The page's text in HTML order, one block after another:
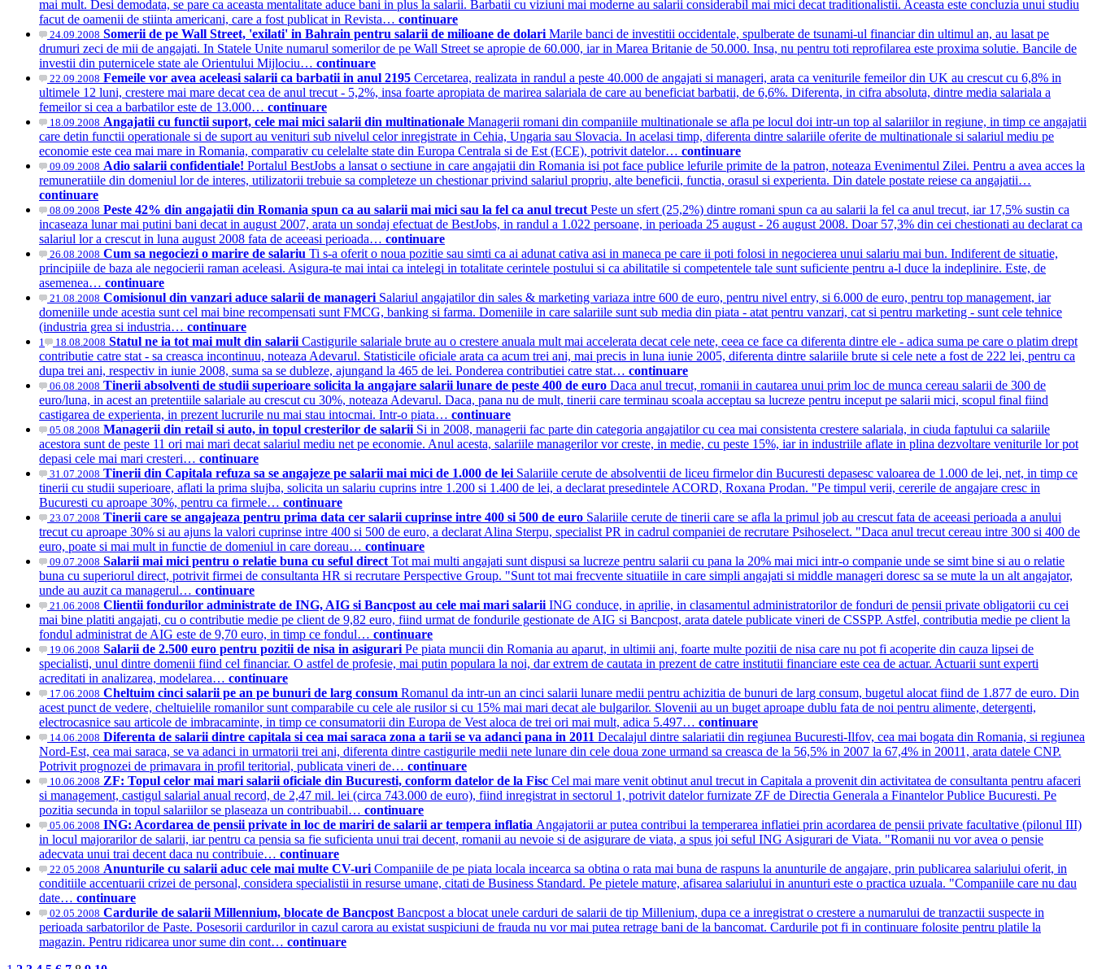
mai mult. Desi demodata, se pare ca aceasta mentalitate aduce bani in plus la salarii. Barbatii cu viziuni mai moderne au salarii considerabil mai mici decat traditionalistii. Aceasta este concluzia unui studiu
facut de oamenii de stiinta americani, care a fost publicat in Revista… continuare
24.09.2008 Somerii de pe Wall Street, 'exilati' in Bahrain pentru salarii de milioane de dolari Marile banci de investitii occidentale, spulberate de tsunami-ul financiar din ultimul an, au lasat pe
drumuri zeci de mii de angajati. In Statele Unite numarul somerilor de pe Wall Street se apropie de 60.000, iar in Marea Britanie de 50.000. Insa, nu pentru toti reprofilarea este proxima solutie. Bancile de
investii din puternicele state ale Orientului Mijlociu… continuare
22.09.2008 Femeile vor avea aceleasi salarii ca barbatii in anul 2195 Cercetarea, realizata in randul a peste 40.000 de angajati si manageri, arata ca veniturile femeilor din UK au crescut cu 6,8% in
ultimele 12 luni, crestere mai mare decat cea de anul trecut - 5,2%, insa foarte apropiata de marirea salariala de care au beneficiat barbatii, de 6,6%. Diferenta, in cifra absoluta, dintre media salariala a
femeilor si cea a barbatilor este de 13.000… continuare
18.09.2008 Angajatii cu functii suport, cele mai mici salarii din multinationale Managerii romani din companiile multinationale se afla pe locul doi intr-un top al salariilor in regiune, in timp ce angajatii
care detin functii operationale si de suport au venituri sub nivelul celor inregistrate in Cehia, Ungaria sau Slovacia. In acelasi timp, diferenta dintre salariile oferite de multinationale si salariul mediu pe
economie este cea mai mare in Romania, comparativ cu celelalte state din Europa Centrala si de Est (ECE), potrivit datelor… continuare
09.09.2008 Adio salarii confidentiale! Portalul BestJobs a lansat o sectiune in care angajatii din Romania isi pot face publice lefurile primite de la patron, noteaza Evenimentul Zilei. Pentru a avea acces la
remuneratiile din domeniul lor de interes, utilizatorii trebuie sa completeze un chestionar privind salariul propriu, alte beneficii, functia, orasul si experienta. Din datele postate reiese ca angajatii…
continuare
08.09.2008 Peste 42% din angajatii din Romania spun ca au salarii mai mici sau la fel ca anul trecut Peste un sfert (25,2%) dintre romani spun ca au salarii la fel ca anul trecut, iar 17,5% sustin ca
incaseaza lunar mai putini bani decat in august 2007, arata un sondaj efectuat de BestJobs, in randul a 1.022 persoane, in perioada 25 august - 26 august 2008. Doar 57,3% din cei chestionati au declarat ca
salariul lor a crescut in luna august 2008 fata de aceeasi perioada… continuare
26.08.2008 Cum sa negociezi o marire de salariu Ti s-a oferit o noua pozitie sau simti ca ai adunat cativa asi in maneca pe care ii poti folosi in negocierea unui salariu mai bun. Indiferent de situatie,
principiile de baza ale negocierii raman aceleasi. Asigura-te mai intai ca intelegi in totalitate cerintele postului si ca abilitatile si competentele tale sunt suficiente pentru a-l duce la indeplinire. Este, de
asemenea… continuare
21.08.2008 Comisionul din vanzari aduce salarii de manageri Salariul angajatilor din sales & marketing variaza intre 600 de euro, pentru nivel entry, si 6.000 de euro, pentru top management, iar
domeniile unde acestia sunt cel mai bine recompensati sunt FMCG, banking si farma. Domeniile in care salariile sunt sub media din piata - atat pentru vanzari, cat si pentru marketing - sunt cele tehnice
(industria grea si industria… continuare
1 18.08.2008 Statul ne ia tot mai mult din salarii Castigurile salariale brute au o crestere anuala mult mai accelerata decat cele nete, ceea ce face ca diferenta dintre ele - adica suma pe care o platim drept
contributie catre stat - sa creasca incontinuu, noteaza Adevarul. Statisticile oficiale arata ca acum trei ani, mai precis in luna iunie 2005, diferenta dintre salariile brute si cele nete a fost de 222 lei, pentru ca
dupa trei ani, respectiv in iunie 2008, suma sa se dubleze, ajungand la 465 de lei. Ponderea contributiei catre stat… continuare
06.08.2008 Tinerii absolventi de studii superioare solicita la angajare salarii lunare de peste 400 de euro Daca anul trecut, romanii in cautarea unui prim loc de munca cereau salarii de 300 de
euro/luna, in acest an pretentiile salariale au crescut cu 30%, noteaza Adevarul. Daca, pana nu de mult, tinerii care terminau scoala acceptau sa lucreze pentru inceput pe salarii mici, scopul final fiind
castigarea de experienta, in prezent lucrurile nu mai stau intocmai. Intr-o piata… continuare
05.08.2008 Managerii din retail si auto, in topul cresterilor de salarii Si in 2008, managerii fac parte din categoria angajatilor cu cea mai consistenta crestere salariala, in ciuda faptului ca salariile
acestora sunt de peste 11 ori mai mari decat salariul mediu net pe economie. Anul acesta, salariile managerilor vor creste, in medie, cu peste 15%, iar in industriile aflate in plina dezvoltare veniturile lor pot
depasi cele mai mari cresteri… continuare
31.07.2008 Tinerii din Capitala refuza sa se angajeze pe salarii mai mici de 1.000 de lei Salariile cerute de absolventii de liceu firmelor din Bucuresti depasesc valoarea de 1.000 de lei, net, in timp ce
tinerii cu studii superioare, aflati la prima slujba, solicita un salariu cuprins intre 1.200 si 1.400 de lei, a declarat presedintele ACORD, Roxana Prodan. "Pe timpul verii, cererile de angajare cresc in
Bucuresti cu aproape 30%, pentru ca firmele… continuare
23.07.2008 Tinerii care se angajeaza pentru prima data cer salarii cuprinse intre 400 si 500 de euro Salariile cerute de tinerii care se afla la primul job au crescut fata de aceeasi perioada a anului
trecut cu aproape 30% si au ajuns la valori cuprinse intre 400 si 500 de euro, a declarat Alina Sterpu, specialist PR in cadrul companiei de recrutare Psihoselect. "Daca anul trecut cereau intre 300 si 400 de
euro, poate si mai mult in functie de domeniul in care doreau… continuare
09.07.2008 Salarii mai mici pentru o relatie buna cu seful direct Tot mai multi angajati sunt dispusi sa lucreze pentru salarii cu pana la 20% mai mici intr-o companie unde se simt bine si au o relatie
buna cu superiorul direct, potrivit firmei de consultanta HR si recrutare Perspective Group. "Sunt tot mai frecvente situatiile in care simpli angajati si middle manageri doresc sa se mute la un alt angajator,
unde au auzit ca managerul… continuare
21.06.2008 Clientii fondurilor administrate de ING, AIG si Bancpost au cele mai mari salarii ING conduce, in aprilie, in clasamentul administratorilor de fonduri de pensii private obligatorii cu cei
mai bine platiti angajati, cu o contributie medie pe client de 9,82 euro, fiind urmat de fondurile gestionate de AIG si Bancpost, arata datele publicate vineri de CSSPP. Astfel, contributia medie pe client la
fondul administrat de AIG este de 9,70 euro, in timp ce fondul… continuare
19.06.2008 Salarii de 2.500 euro pentru pozitii de nisa in asigurari Pe piata muncii din Romania au aparut, in ultimii ani, foarte multe pozitii de nisa care nu pot fi acoperite din cauza lipsei de
specialisti, unul dintre domenii fiind cel financiar. O astfel de profesie, mai putin populara la noi, dar extrem de cautata in prezent de catre institutii financiare este cea de actuar. Actuarii sunt experti
acreditati in analizarea, modelarea… continuare
17.06.2008 Cheltuim cinci salarii pe an pe bunuri de larg consum Romanul da intr-un an cinci salarii lunare medii pentru achizitia de bunuri de larg consum, bugetul alocat fiind de 1.877 de euro. Din
acest punct de vedere, cheltuielile romanilor sunt comparabile cu cele ale rusilor si cu 15% mai mari decat ale bulgarilor. Slovenii au un buget aproape dublu fata de noi pentru alimente, detergenti,
electrocasnice sau articole de imbracaminte, in timp ce consumatorii din Europa de Vest aloca de trei ori mai mult, adica 5.497… continuare
14.06.2008 Diferenta de salarii dintre capitala si cea mai saraca zona a tarii se va adanci pana in 2011 Decalajul dintre salariatii din regiunea Bucuresti-Ilfov, cea mai bogata din Romania, si regiunea
Nord-Est, cea mai saraca, se va adanci in urmatorii trei ani, diferenta dintre castigurile medii nete lunare din cele doua zone urmand sa creasca de la 56,5% in 2007 la 67,4% in 20011, arata datele CNP.
Potrivit prognozei de primavara in profil teritorial, publicata vineri de… continuare
10.06.2008 ZF: Topul celor mai mari salarii oficiale din Bucuresti, conform datelor de la Fisc Cel mai mare venit obtinut anul trecut in Capitala a provenit din activitatea de consultanta pentru afaceri
si management, castigul salarial anual record, de 2,47 mil. lei (circa 743.000 de euro), fiind inregistrat in sectorul 1, potrivit datelor furnizate ZF de Directia Generala a Finantelor Publice Bucuresti. Pe
pozitia secunda in topul salariilor se plaseaza un contribuabil… continuare
05.06.2008 ING: Acordarea de pensii private in loc de mariri de salarii ar tempera inflatia Angajatorii ar putea contribui la temperarea inflatiei prin acordarea de pensii private facultative (pilonul III)
in locul majorarilor de salarii, iar pentru ca pensia sa fie suficienta unui trai decent, romanii au nevoie si de asigurare de viata, a spus joi seful ING Asigurari de Viata. "Romanii nu vor avea o pensie
adecvata unui trai decent daca nu contribuie… continuare
22.05.2008 Anunturile cu salarii aduc cele mai multe CV-uri Companiile de pe piata locala incearca sa obtina o rata mai buna de raspuns la anunturile de angajare, prin publicarea salariului oferit, in
conditiile accentuarii crizei de personal, considera specialistii in resurse umane, citati de Business Standard. Pe pietele mature, afisarea salariului in anunturi este o practica uzuala. "Companiile care nu dau
date… continuare
02.05.2008 Cardurile de salarii Millennium, blocate de Bancpost Bancpost a blocat unele carduri de salarii de tip Millenium, dupa ce a inregistrat o crestere a numarului de tranzactii suspecte in
perioada sarbatorilor de Paste. Posesorii cardurilor in cazul carora au existat suspiciuni de frauda nu vor mai putea retrage bani de la bancomat. Cardurile pot fi in continuare folosite pentru platile la
magazin. Pentru ridicarea unor sume din cont… continuare